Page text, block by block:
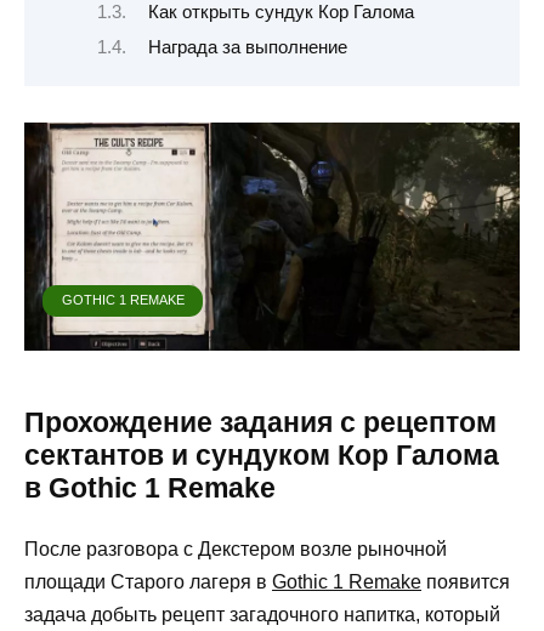
Как открыть сундук Кор Галома
Награда за выполнение
GOTHIC 1 REMAKE
Прохождение задания с рецептом
сектантов и сундуком Кор Галома
в Gothic 1 Remake
После разговора с Декстером возле рыночной
площади Старого лагеря в Gothic 1 Remake появится
задача добыть рецепт загадочного напитка, который